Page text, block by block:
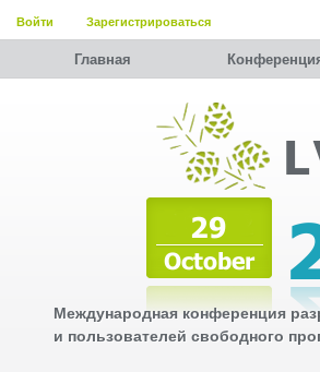
Войти Зарегистрироваться
Главная
Международная конференция
и пользователей свободного